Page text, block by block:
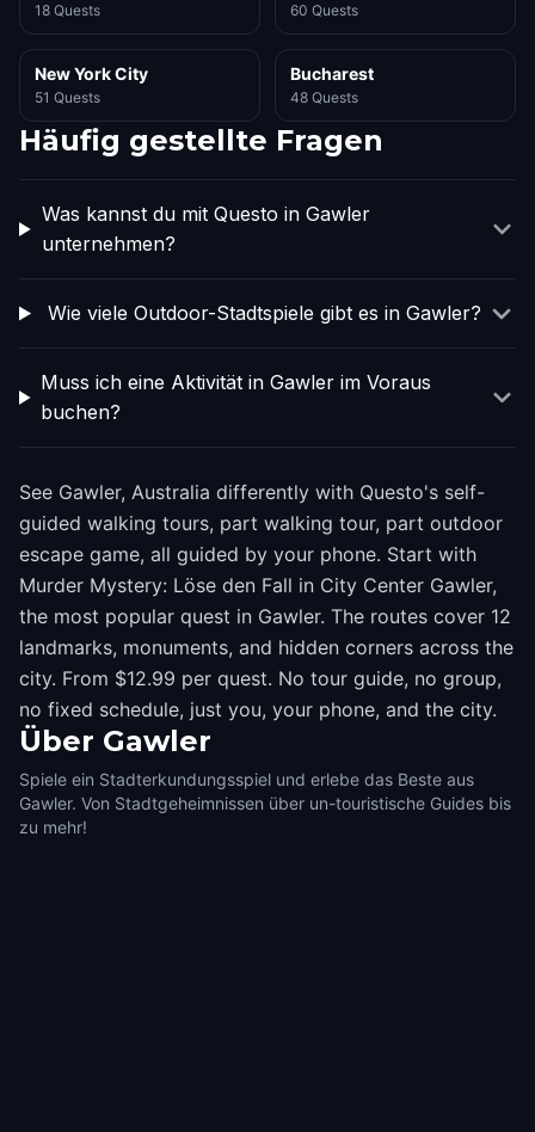
18 Quests 60 Quests
New York City
51 Quests
Bucharest
48 Quests
Häufig gestellte Fragen
Was kannst du mit Questo in Gawler
unternehmen?
Wie viele Outdoor-Stadtspiele gibt es in Gawler?
Muss ich eine Aktivität in Gawler im Voraus
buchen?
See Gawler, Australia differently with Questo's self-
guided walking tours, part walking tour, part outdoor
escape game, all guided by your phone. Start with
Murder Mystery: Löse den Fall in City Center Gawler,
the most popular quest in Gawler. The routes cover 12
landmarks, monuments, and hidden corners across the
city. From $12.99 per quest. No tour guide, no group,
no fixed schedule, just you, your phone, and the city.
Über Gawler
Spiele ein Stadterkundungsspiel und erlebe das Beste aus
Gawler. Von Stadtgeheimnissen über un-touristische Guides bis
zu mehr!